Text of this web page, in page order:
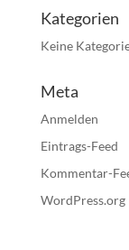
Kategorien
Keine
Meta
Anmelden
Eintrags-Feed
Kommentar-
WordPress.org